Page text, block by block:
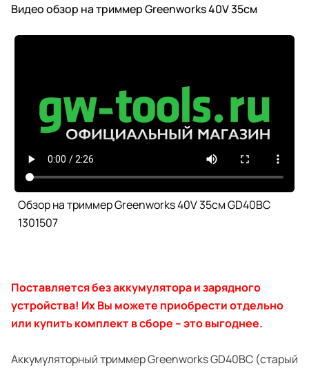
Видео обзор на триммер Greenworks 40V 35см
Обзор на триммер Greenworks 40V 35см GD40BC
1301507
Поставляется без аккумулятора и зарядного
устройства! Их Вы можете приобрести отдельно
или купить комплект в сборе – это выгоднее.
Аккумуляторный триммер Greenworks GD40BC (старый